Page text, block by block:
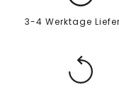
3-4 Werktage